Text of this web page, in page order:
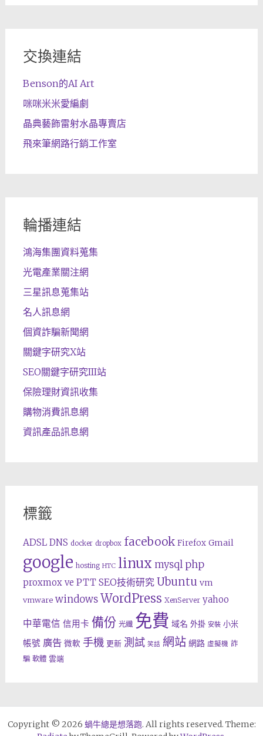
交換連結
Benson的AI Art
咪咪米米愛編劇
晶典藝飾雷射水晶專賣店
飛來筆網路行銷工作室
輪播連結
鴻海集團資料蒐集
光電產業關注網
三星訊息蒐集站
名人訊息網
個資詐騙新聞網
關鍵字研究X站
SEO關鍵字研究III站
保險理財資訊收集
購物消費訊息網
資訊產品訊息網
標籤
ADSL DNS docker dropbox facebook Firefox Gmail
google hosting HTC linux mysql php
proxmox ve PTT SEO技術研究 Ubuntu vm
vmware windows WordPress XenServer yahoo
中華電信 信用卡 備份 光纖 免費 域名 外掛 安裝 小米
帳號 廣告 微軟 手機 更新 測試 笑話 網站 網路 虛擬機 詐
騙 軟體 雲端
Copyright © 2026 蝸牛總是想落跑. All rights reserved. Theme: